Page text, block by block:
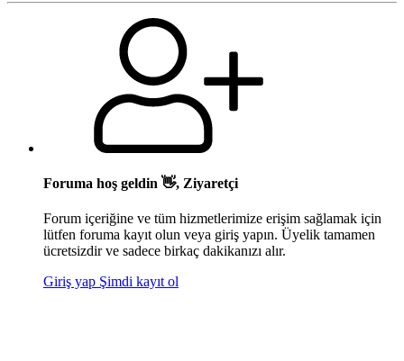
Foruma hoş geldin 👋, Ziyaretçi
Forum içeriğine ve tüm hizmetlerimize erişim sağlamak için
lütfen foruma kayıt olun veya giriş yapın. Üyelik tamamen
ücretsizdir ve sadece birkaç dakikanızı alır.
Giriş yap Şimdi kayıt ol